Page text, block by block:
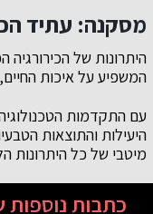
מסקנה: עתיד
היתרונות של
המשפיע על איכות
עם התקדמות
היעילות והתוצאות
מיטבי של כל היתרונות
כתבות נוספות